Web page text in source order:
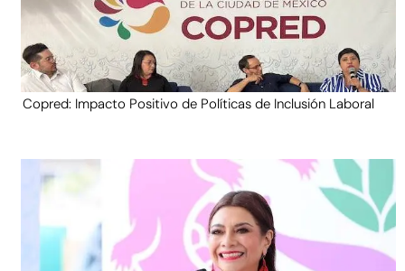
Copred: Impacto Positivo de Políticas de Inclusión Laboral